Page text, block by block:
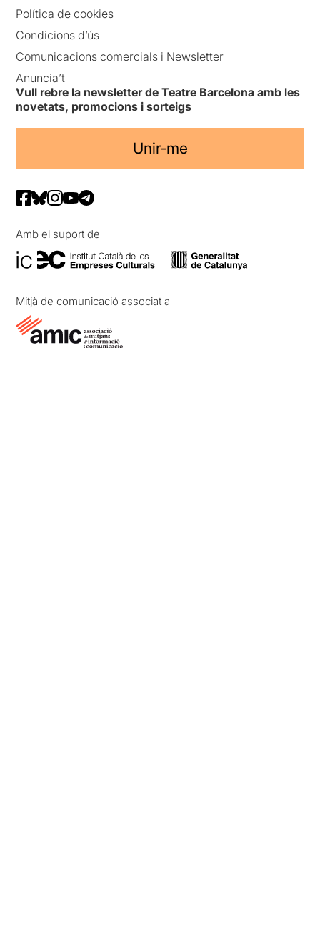
Política de cookies
Condicions d’ús
Comunicacions comercials i Newsletter
Anuncia’t
Vull rebre la newsletter de Teatre Barcelona amb les
novetats, promocions i sorteigs
Unir-me
Amb el suport de
Mitjà de comunicació associat a